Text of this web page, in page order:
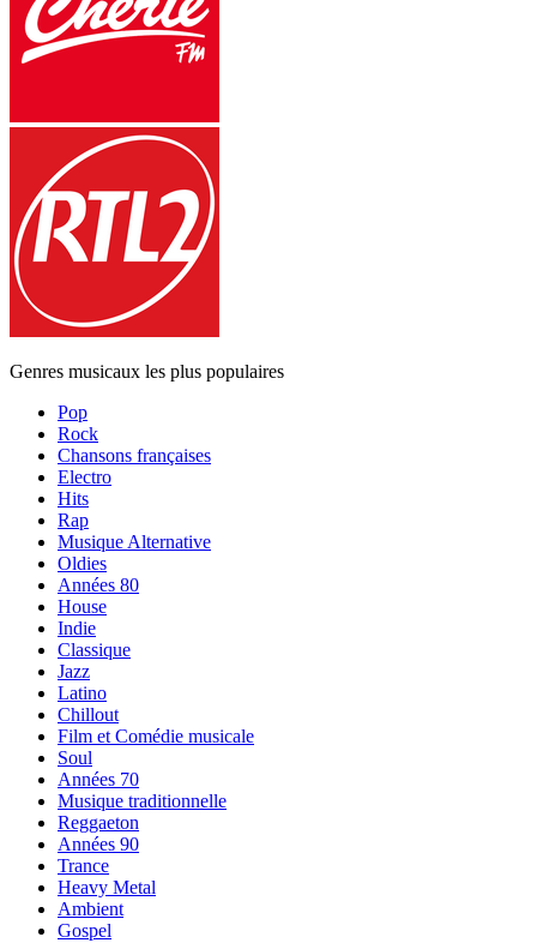
Genres musicaux les plus populaires
Pop
Rock
Chansons françaises
Electro
Hits
Rap
Musique Alternative
Oldies
Années 80
House
Indie
Classique
Jazz
Latino
Chillout
Film et Comédie musicale
Soul
Années 70
Musique traditionnelle
Reggaeton
Années 90
Trance
Heavy Metal
Ambient
Gospel